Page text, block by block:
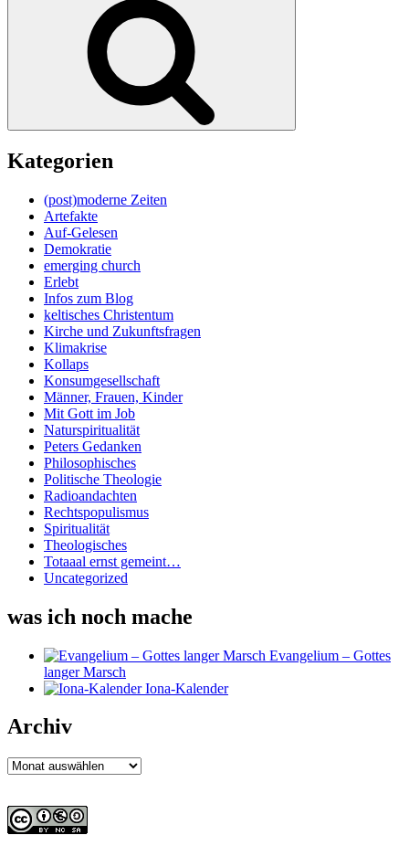
Kategorien
(post)moderne Zeiten
Artefakte
Auf-Gelesen
Demokratie
emerging church
Erlebt
Infos zum Blog
keltisches Christentum
Kirche und Zukunftsfragen
Klimakrise
Kollaps
Konsumgesellschaft
Männer, Frauen, Kinder
Mit Gott im Job
Naturspiritualität
Peters Gedanken
Philosophisches
Politische Theologie
Radioandachten
Rechtspopulismus
Spiritualität
Theologisches
Totaaal ernst gemeint…
Uncategorized
was ich noch mache
Evangelium – Gottes
langer Marsch
Iona-Kalender
Archiv
Archiv